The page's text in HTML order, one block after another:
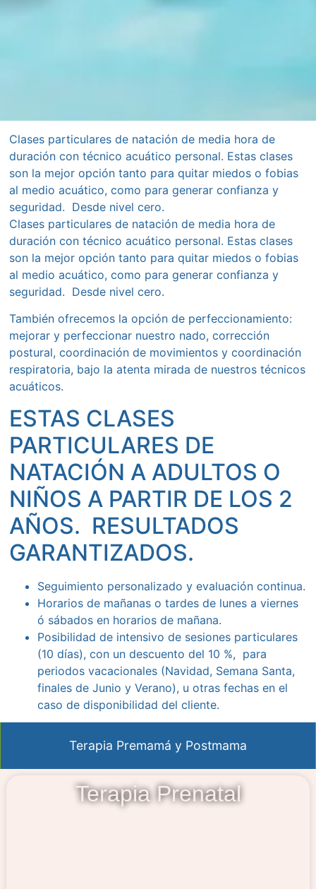
Clases particulares de natación de media hora de
duración con técnico acuático personal. Estas clases
son la mejor opción tanto para quitar miedos o fobias
al medio acuático, como para generar confianza y
seguridad. Desde nivel cero.
Clases particulares de natación de media hora de
duración con técnico acuático personal. Estas clases
son la mejor opción tanto para quitar miedos o fobias
al medio acuático, como para generar confianza y
seguridad. Desde nivel cero.
También ofrecemos la opción de perfeccionamiento:
mejorar y perfeccionar nuestro nado, corrección
postural, coordinación de movimientos y coordinación
respiratoria, bajo la atenta mirada de nuestros técnicos
acuáticos.
ESTAS CLASES
PARTICULARES DE
NATACIÓN A ADULTOS O
NIÑOS A PARTIR DE LOS 2
AÑOS. RESULTADOS
GARANTIZADOS.
Seguimiento personalizado y evaluación continua.
Horarios de mañanas o tardes de lunes a viernes
ó sábados en horarios de mañana.
Posibilidad de intensivo de sesiones particulares
(10 días), con un descuento del 10 %, para
periodos vacacionales (Navidad, Semana Santa,
finales de Junio y Verano), u otras fechas en el
caso de disponibilidad del cliente.
Terapia Premamá y Postmama
Terapia Prenatal